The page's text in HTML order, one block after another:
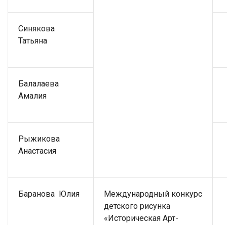
Синякова
Татьяна
Балалаева
Амалия
Рыжикова
Анастасия
Баранова Юлия
Международный конкурс
детского рисунка
«Историческая Арт-